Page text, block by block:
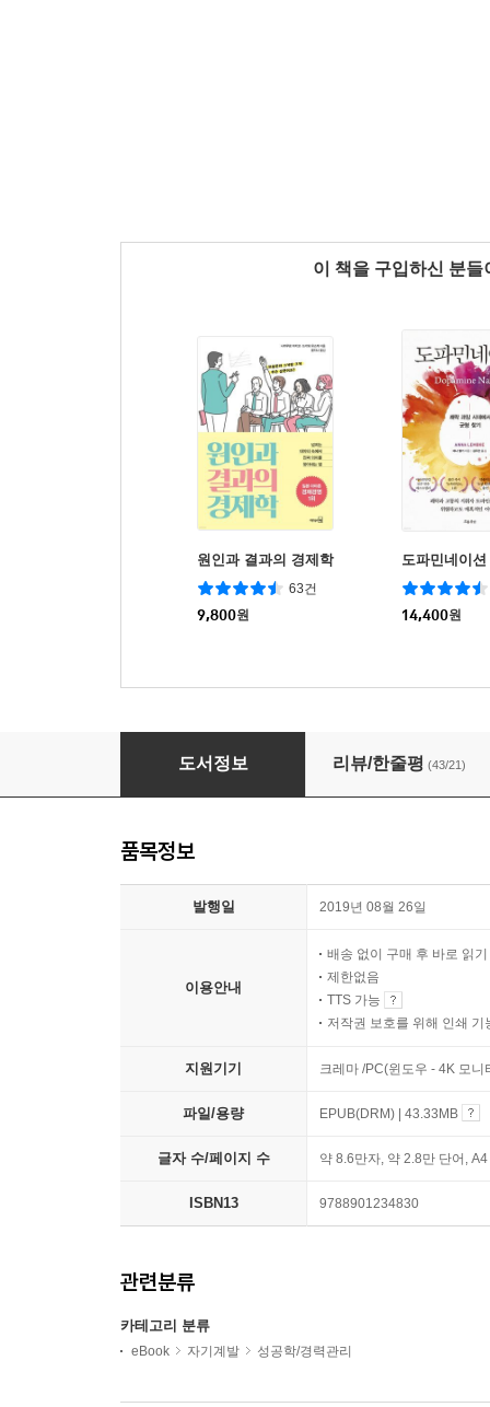
이 책을 구입하신 분
원인과 결과의 경제학
63건
9,800원
도파민네이션
14,400원
책 읽기가 만만해지는 이과식 독서법
도서정보 리뷰/한줄평 (43/21)
품목정보
발행일 2019년 08월 26일
이용안내
배송 없이 구매 후 바로 읽기
제한없음
TTS 가능
저작권 보호를 위해 인쇄 기
지원기기 크레마 /PC(윈도우 - 4K 모
파일/용량 EPUB(DRM) | 43.33MB
글자 수/페이지 수 약 8.6만자, 약 2.8만 단어,
ISBN13 9788901234830
관련분류
카테고리 분류
eBook 자기계발 성공학/경력관리